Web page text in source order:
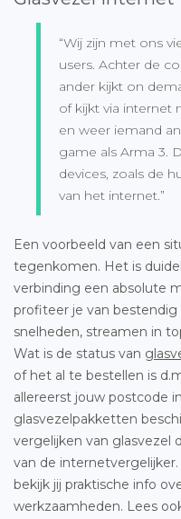
“Wij zijn met ons
users. Achter de
ander kijkt on
of kijkt via internet
en weer iemand
game als Arma 3.
devices, zoals de
van het internet.”
Een voorbeeld van een
tegenkomen. Het is
verbinding een absolute
profiteer je van
snelheden, streamen in
Wat is de status van
of het al te bestellen is
allereerst jouw postcode
glasvezelpakketten
vergelijken van glasvezel
van de
bekijk jij praktische info
werkzaamheden. Lees